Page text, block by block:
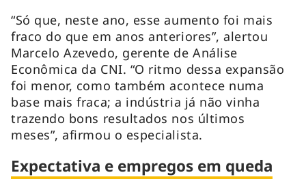
“Só que, neste ano, esse aumento foi mais
fraco do que em anos anteriores”, alertou
Marcelo Azevedo, gerente de Análise
Econômica da CNI. “O ritmo dessa expansão
foi menor, como também acontece numa
base mais fraca; a indústria já não vinha
trazendo bons resultados nos últimos
meses”, afirmou o especialista.
Expectativa e empregos em queda